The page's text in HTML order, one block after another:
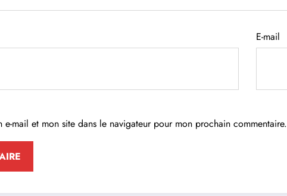
E-mail
e-mail et mon site dans le navigateur pour mon prochain commentaire.